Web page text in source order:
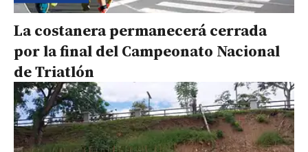
La costanera permanecerá cerrada
por la final del Campeonato Nacional
de Triatlón